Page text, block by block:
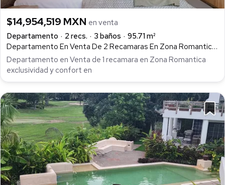
$14,954,519 MXN en venta
Departamento
2 recs. 3 baños
95.71 m²
Departamento En Venta De 2 Recamaras En Zona Romantica, Con Alta Plusvalia En Puerto Vallarta Eva, Emiliano Zapata, Puerto Vallarta
Departamento en Venta de 1 recamara en Zona Romantica
exclusividad y confort en